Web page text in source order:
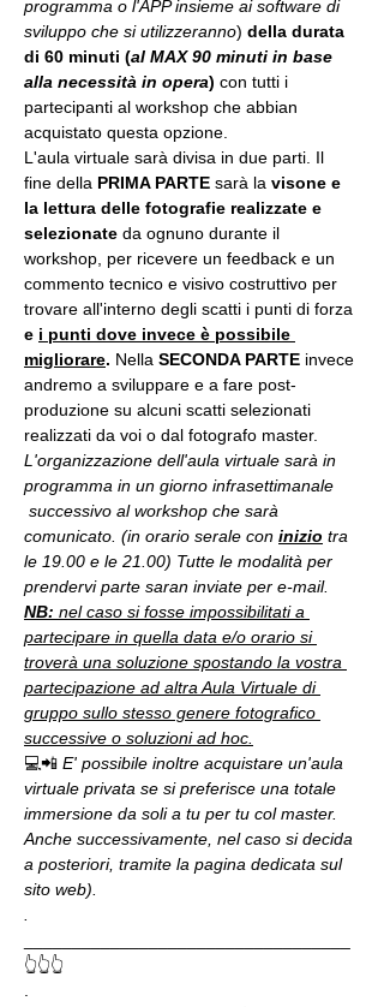
programma o l'APP insieme ai software di
sviluppo che si utilizzeranno) della durata
di 60 minuti (al MAX 90 minuti in base
alla necessità in opera) con tutti i
partecipanti al workshop che abbian
acquistato questa opzione.
L'aula virtuale sarà divisa in due parti. Il
fine della PRIMA PARTE sarà la visone e
la lettura delle fotografie realizzate e
selezionate da ognuno durante il
workshop, per ricevere un feedback e un
commento tecnico e visivo costruttivo per
trovare all'interno degli scatti i punti di forza
e i punti dove invece è possibile
migliorare. Nella SECONDA PARTE invece
andremo a sviluppare e a fare post-
produzione su alcuni scatti selezionati
realizzati da voi o dal fotografo master.
L'organizzazione dell'aula virtuale sarà in
programma in un giorno infrasettimanale
successivo al workshop che sarà
comunicato. (in orario serale con inizio tra
le 19.00 e le 21.00) Tutte le modalità per
prendervi parte saran inviate per e-mail.
NB: nel caso si fosse impossibilitati a
partecipare in quella data e/o orario si
troverà una soluzione spostando la vostra
partecipazione ad altra Aula Virtuale di
gruppo sullo stesso genere fotografico
successive o soluzioni ad hoc.
💻📲 E' possibile inoltre acquistare un'aula
virtuale privata se si preferisce una totale
immersione da soli a tu per tu col master.
Anche successivamente, nel caso si decida
a posteriori, tramite la pagina dedicata sul
sito web).
👆👆👆